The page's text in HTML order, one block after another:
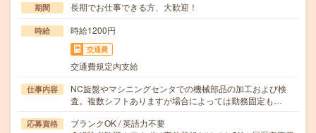
期間 長期でお仕事できる方、大歓迎！
時給 時給1200円
交通費
交通費規定内支給
仕事内容
NC旋盤やマシニングセンタでの機械部品の加工および検
査。複数シフトありますが場合によっては勤務固定も…
応募資格
ブランクOK / 英語力不要